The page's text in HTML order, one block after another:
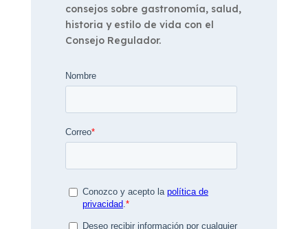
consejos sobre gastronomía, salud,
historia y estilo de vida con el
Consejo Regulador.